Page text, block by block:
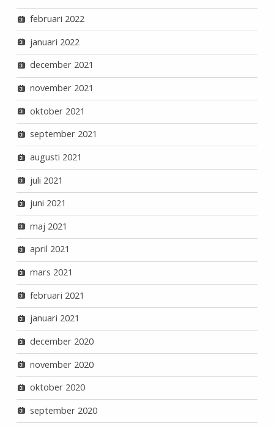
februari 2022
januari 2022
december 2021
november 2021
oktober 2021
september 2021
augusti 2021
juli 2021
juni 2021
maj 2021
april 2021
mars 2021
februari 2021
januari 2021
december 2020
november 2020
oktober 2020
september 2020